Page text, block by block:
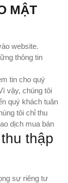
MẬT
website.
thông tin
tin cho quý
vậy, chúng tôi
quý khách tuân
tôi chỉ thu
dịch mua bán
thập
sự riêng tư